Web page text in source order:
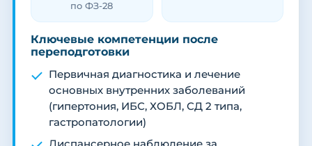
по ФЗ-28
Ключевые компетенции после
переподготовки
Первичная диагностика и лечение
основных внутренних заболеваний
(гипертония, ИБС, ХОБЛ, СД 2 типа,
гастропатологии)